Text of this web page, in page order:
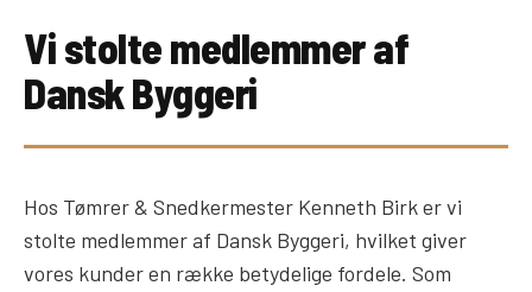
Vi stolte medlemmer af
Dansk Byggeri
Hos Tømrer & Snedkermester Kenneth Birk er vi
stolte medlemmer af Dansk Byggeri, hvilket giver
vores kunder en række betydelige fordele. Som